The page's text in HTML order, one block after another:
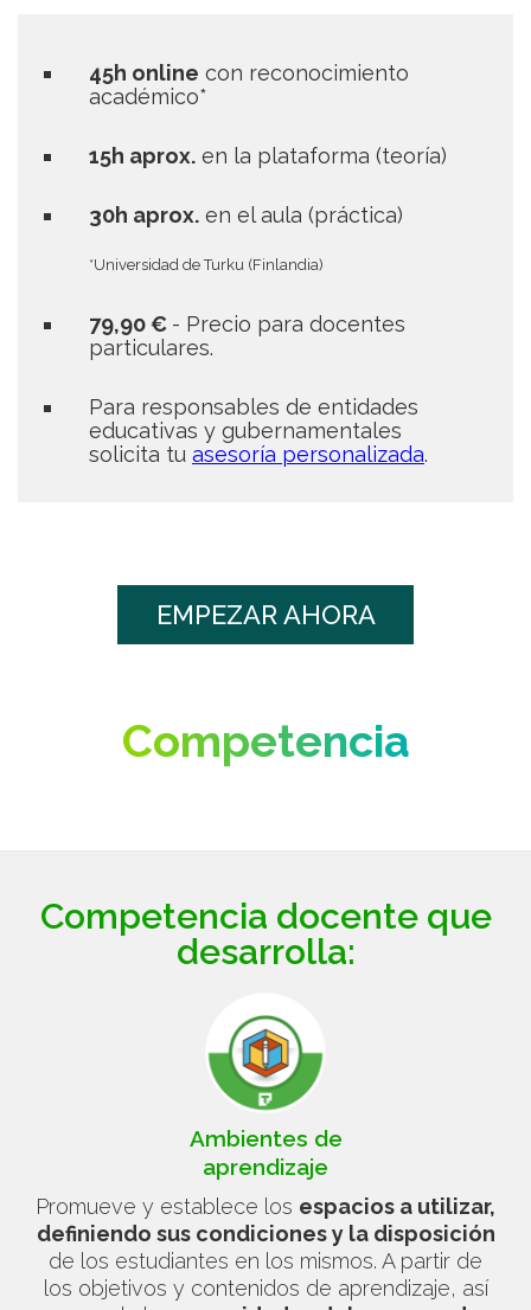
45h online con reconocimiento
académico*
15h aprox. en la plataforma (teoría)
30h aprox. en el aula (práctica)
*Universidad de Turku (Finlandia)
79,90 € - Precio para docentes
particulares.
Para responsables de entidades
educativas y gubernamentales
solicita tu asesoría personalizada.
EMPEZAR AHORA
Competencia
Competencia docente que
desarrolla:
Ambientes de
aprendizaje
Promueve y establece los espacios a utilizar,
definiendo sus condiciones y la disposición
de los estudiantes en los mismos. A partir de
los objetivos y contenidos de aprendizaje, así